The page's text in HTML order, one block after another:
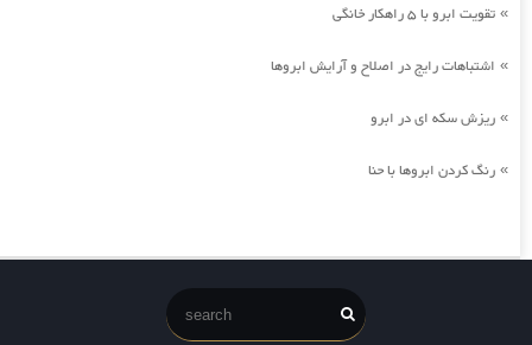
» تقویت ابرو با 5 راهکار خانگی
» اشتباهات رایج در اصلاح و آرایش ابروها
» ریزش سکه ای در ابرو
» رنگ کردن ابروها با حنا